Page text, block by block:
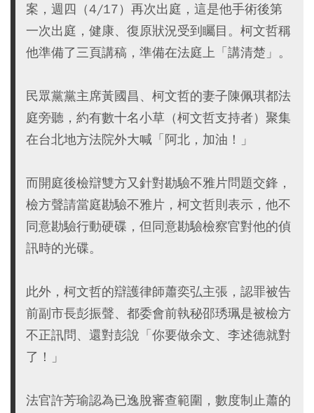
案，週四（4/17）再次出庭，這是他手術後第
一次出庭，健康、復原狀況受到矚目。柯文哲稱
他準備了三頁講稿，準備在法庭上「講清楚」。
民眾黨黨主席黃國昌、柯文哲的妻子陳佩琪都法
庭旁聽，約有數十名小草（柯文哲支持者）聚集
在台北地方法院外大喊「阿北，加油！」
而開庭後檢辯雙方又針對勘驗不雅片問題交鋒，
檢方聲請當庭勘驗不雅片，柯文哲則表示，他不
同意勘驗行動硬碟，但同意勘驗檢察官對他的偵
訊時的光碟。
此外，柯文哲的辯護律師蕭奕弘主張，認罪被告
前副市長彭振聲、都委會前執秘邵琇珮是被檢方
不正訊問、還對彭說「你要做余文、李述德就對
了！」
法官許芳瑜認為已逸脫審查範圍，數度制止蕭的